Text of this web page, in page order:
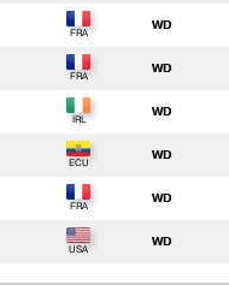
WD
WD
WD
WD
WD
WD